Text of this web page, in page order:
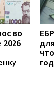
во
2026